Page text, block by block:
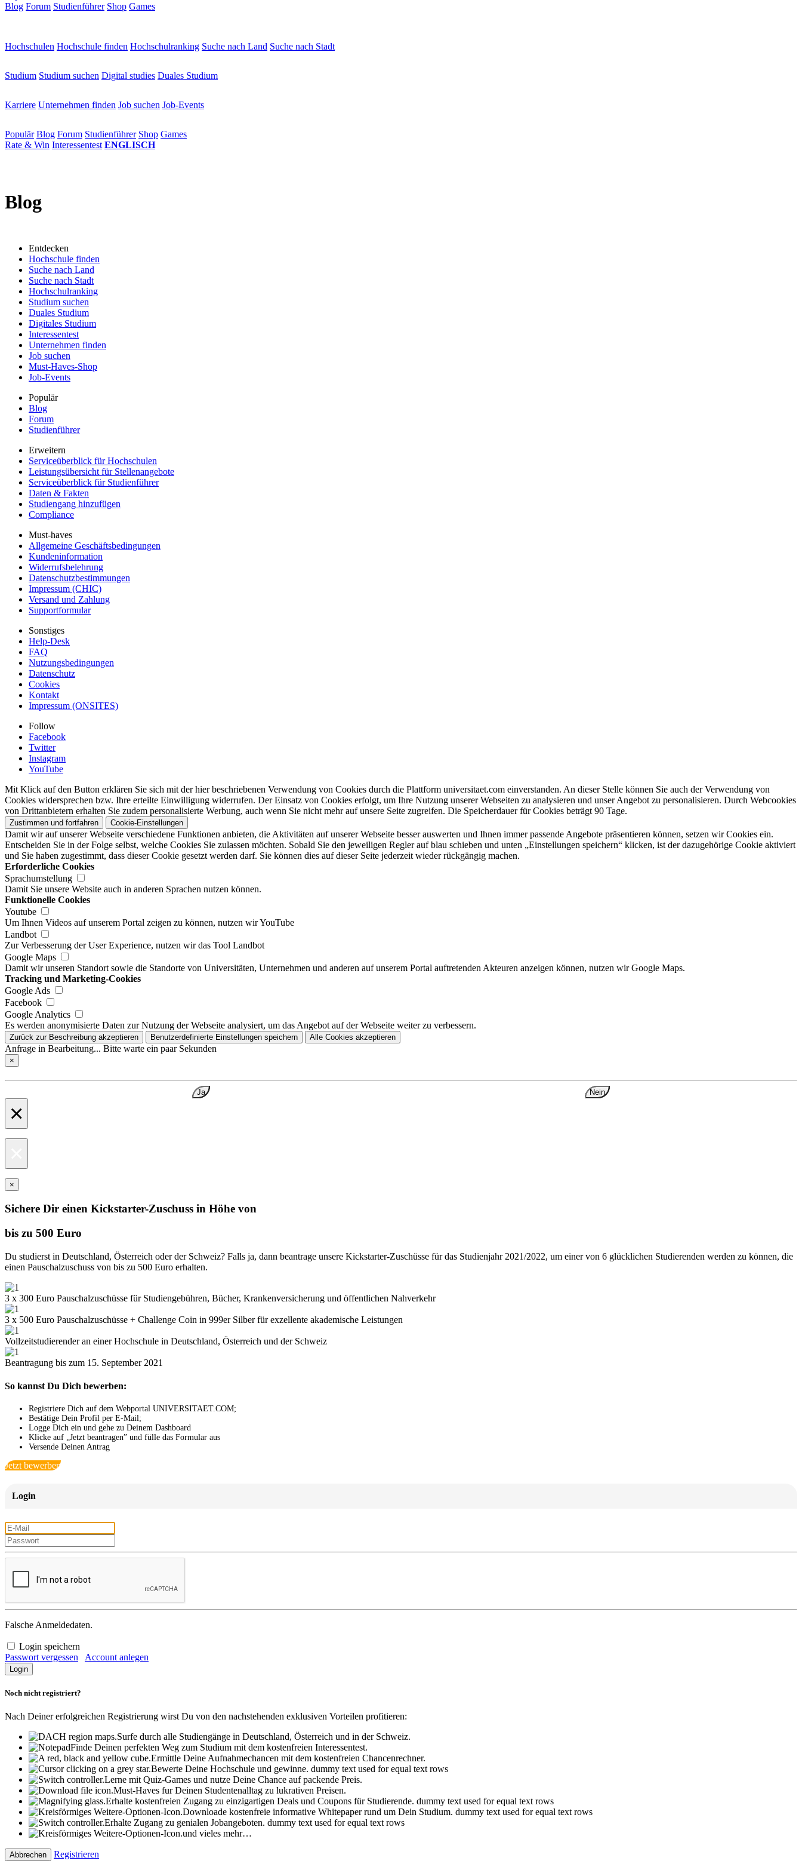
Blog Forum Studienführer Shop Games
Hochschulen Hochschule finden Hochschulranking Suche nach Land Suche nach Stadt
Studium Studium suchen Digital studies Duales Studium
Karriere Unternehmen finden Job suchen Job-Events
Populär Blog Forum Studienführer Shop Games
Rate & Win Interessentest ENGLISCH
Blog
Entdecken
Hochschule finden
Suche nach Land
Suche nach Stadt
Hochschulranking
Studium suchen
Duales Studium
Digitales Studium
Interessentest
Unternehmen finden
Job suchen
Must-Haves-Shop
Job-Events
Populär
Blog
Forum
Studienführer
Erweitern
Serviceüberblick für Hochschulen
Leistungsübersicht für Stellenangebote
Serviceüberblick für Studienführer
Daten & Fakten
Studiengang hinzufügen
Compliance
Must-haves
Allgemeine Geschäftsbedingungen
Kundeninformation
Widerrufsbelehrung
Datenschutzbestimmungen
Impressum (CHIC)
Versand und Zahlung
Supportformular
Sonstiges
Help-Desk
FAQ
Nutzungsbedingungen
Datenschutz
Cookies
Kontakt
Impressum (ONSITES)
Follow
Facebook
Twitter
Instagram
YouTube
Mit Klick auf den Button erklären Sie sich mit der hier beschriebenen Verwendung von Cookies durch die Plattform universitaet.com einverstanden. An dieser Stelle können Sie auch der Verwendung von
Cookies widersprechen bzw. Ihre erteilte Einwilligung widerrufen. Der Einsatz von Cookies erfolgt, um Ihre Nutzung unserer Webseiten zu analysieren und unser Angebot zu personalisieren. Durch Webcookies
von Drittanbietern erhalten Sie zudem personalisierte Werbung, auch wenn Sie nicht mehr auf unsere Seite zugreifen. Die Speicherdauer für Cookies beträgt 90 Tage.
Zustimmen und fortfahren Cookie-Einstellungen
Damit wir auf unserer Webseite verschiedene Funktionen anbieten, die Aktivitäten auf unserer Webseite besser auswerten und Ihnen immer passende Angebote präsentieren können, setzen wir Cookies ein.
Entscheiden Sie in der Folge selbst, welche Cookies Sie zulassen möchten. Sobald Sie den jeweiligen Regler auf blau schieben und unten „Einstellungen speichern“ klicken, ist der dazugehörige Cookie aktiviert
und Sie haben zugestimmt, dass dieser Cookie gesetzt werden darf. Sie können dies auf dieser Seite jederzeit wieder rückgängig machen.
Erforderliche Cookies
Sprachumstellung
Damit Sie unsere Website auch in anderen Sprachen nutzen können.
Funktionelle Cookies
Youtube
Um Ihnen Videos auf unserem Portal zeigen zu können, nutzen wir YouTube
Landbot
Zur Verbesserung der User Experience, nutzen wir das Tool Landbot
Google Maps
Damit wir unseren Standort sowie die Standorte von Universitäten, Unternehmen und anderen auf unserem Portal auftretenden Akteuren anzeigen können, nutzen wir Google Maps.
Tracking und Marketing-Cookies
Google Ads
Facebook
Google Analytics
Es werden anonymisierte Daten zur Nutzung der Webseite analysiert, um das Angebot auf der Webseite weiter zu verbessern.
Zurück zur Beschreibung akzeptieren Benutzerdefinierte Einstellungen speichern Alle Cookies akzeptieren
Anfrage in Bearbeitung... Bitte warte ein paar Sekunden
×
Ja Nein
×
×
Sichere Dir einen Kickstarter-Zuschuss in Höhe von
bis zu 500 Euro
Du studierst in Deutschland, Österreich oder der Schweiz? Falls ja, dann beantrage unsere Kickstarter-Zuschüsse für das Studienjahr 2021/2022, um einer von 6 glücklichen Studierenden werden zu können, die
einen Pauschalzuschuss von bis zu 500 Euro erhalten.
3 x 300 Euro Pauschalzuschüsse für Studiengebühren, Bücher, Krankenversicherung und öffentlichen Nahverkehr
3 x 500 Euro Pauschalzuschüsse + Challenge Coin in 999er Silber für exzellente akademische Leistungen
Vollzeitstudierender an einer Hochschule in Deutschland, Österreich und der Schweiz
Beantragung bis zum 15. September 2021
So kannst Du Dich bewerben:
Registriere Dich auf dem Webportal UNIVERSITAET.COM;
Bestätige Dein Profil per E-Mail;
Logge Dich ein und gehe zu Deinem Dashboard
Klicke auf „Jetzt beantragen” und fülle das Formular aus
Versende Deinen Antrag
Jetzt bewerben
Login
Falsche Anmeldedaten.
Login speichern
Passwort vergessen
Account anlegen
Noch nicht registriert?
Nach Deiner erfolgreichen Registrierung wirst Du von den nachstehenden exklusiven Vorteilen profitieren:
Surfe durch alle Studiengänge in Deutschland, Österreich und in der Schweiz.
Finde Deinen perfekten Weg zum Studium mit dem kostenfreien Interessentest.
Ermittle Deine Aufnahmechancen mit dem kostenfreien Chancenrechner.
Bewerte Deine Hochschule und gewinne. dummy text used for equal text rows
Lerne mit Quiz-Games und nutze Deine Chance auf packende Preis.
Must-Haves fur Deinen Studentenalltag zu lukrativen Preisen.
Erhalte kostenfreien Zugang zu einzigartigen Deals und Coupons für Studierende. dummy text used for equal text rows
Downloade kostenfreie informative Whitepaper rund um Dein Studium. dummy text used for equal text rows
Erhalte Zugang zu genialen Jobangeboten. dummy text used for equal text rows
und vieles mehr…
Abbrechen Registrieren